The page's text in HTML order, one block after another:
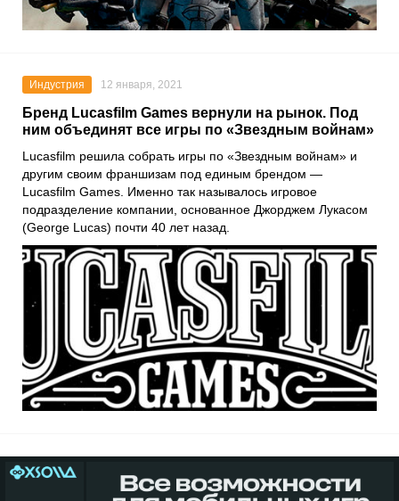
Индустрия 12 января, 2021
Бренд Lucasfilm Games вернули на рынок. Под
ним объединят все игры по «Звездным войнам»
Lucasfilm решила собрать игры по «Звездным войнам» и
другим своим франшизам под единым брендом —
Lucasfilm Games . Именно так называлось игровое
подразделение компании, основанное Джорджем Лукасом
(George Lucas) почти 40 лет назад.